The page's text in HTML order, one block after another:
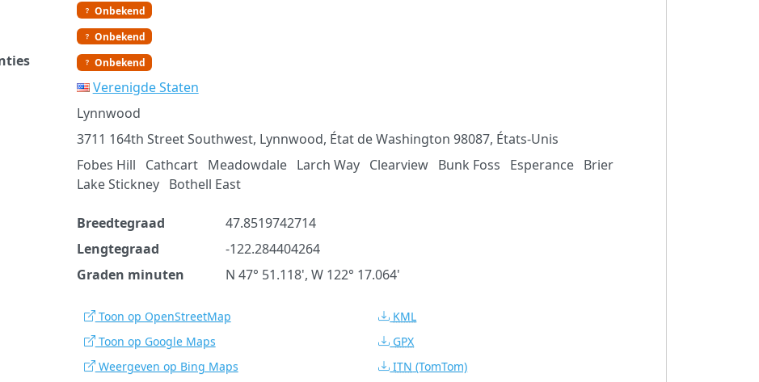
Onbekend
Onbekend
Onbekend
Verenigde Staten
Lynnwood
3711 164th Street Southwest, Lynnwood, État de Washington 98087, États-Unis
Fobes Hill Cathcart Meadowdale Larch Way Clearview Bunk Foss Esperance
Brier
Lake Stickney
Bothell East
Breedtegraad
47.8519742714
Lengtegraad
-122.284404264
Graden minuten
N 47° 51.118', W 122° 17.064'
Toon op OpenStreetMap
Toon op Google Maps
Weergeven op Bing Maps
KML
GPX
ITN (TomTom)